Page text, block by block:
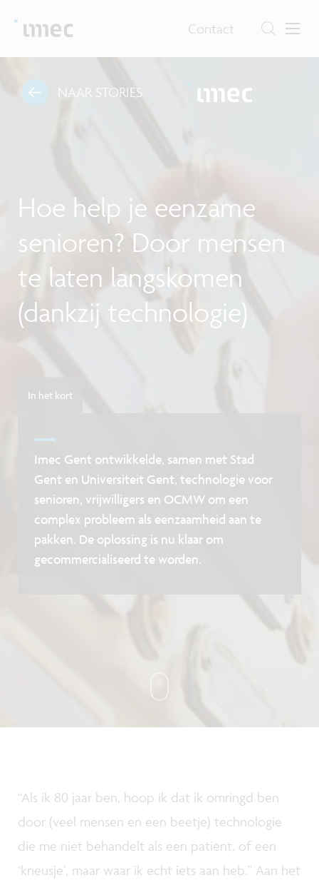
Contact
NAAR STORIES
Hoe help je eenzame
senioren? Door mensen
te laten langskomen
(dankzij technologie)
In het kort
Imec Gent ontwikkelde, samen met Stad
Gent en Universiteit Gent, technologie voor
senioren, vrijwilligers en OCMW om een
complex probleem als eenzaamheid aan te
pakken. De oplossing is nu klaar om
gecommercialiseerd te worden.
“Als ik 80 jaar ben, hoop ik dat ik omringd ben
door (veel mensen en een beetje) technologie
die me niet behandelt als een patiënt, of een
‘kneusje’, maar waar ik echt iets aan heb.” Aan het